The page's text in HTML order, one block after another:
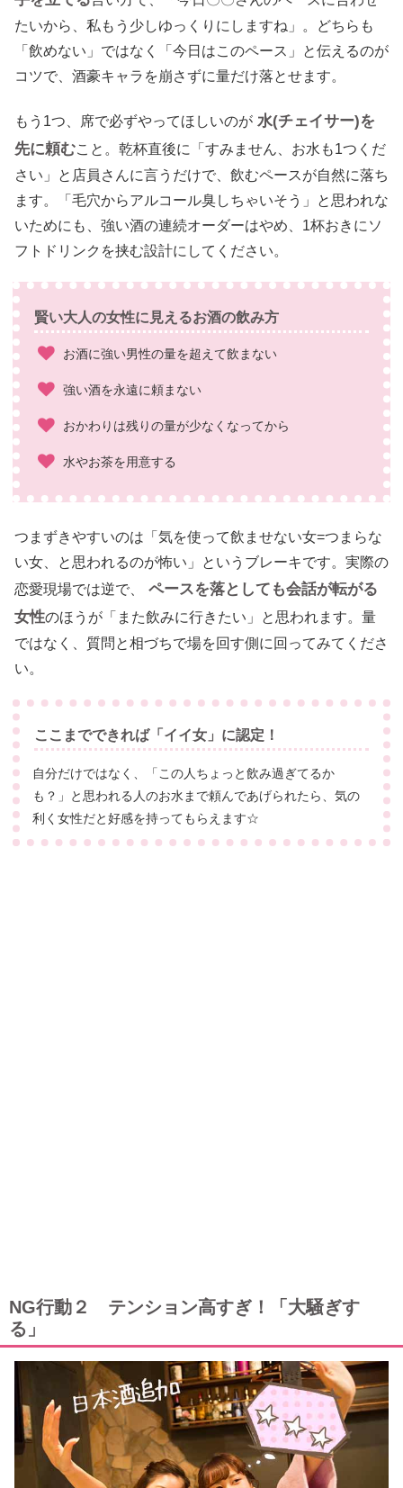
たいから、私もう少しゆっくりにしますね」。どちらも
「飲めない」ではなく「今日はこのペース」と伝えるのが
コツで、酒豪キャラを崩さずに量だけ落とせます。
もう1つ、席で必ずやってほしいのが 水(チェイサー)を
先に頼むこと。乾杯直後に「すみません、お水も1つくだ
さい」と店員さんに言うだけで、飲むペースが自然に落ち
ます。「毛穴からアルコール臭しちゃいそう」と思われな
いためにも、強い酒の連続オーダーはやめ、1杯おきにソ
フトドリンクを挟む設計にしてください。
賢い大人の女性に見えるお酒の飲み方
お酒に強い男性の量を超えて飲まない
強い酒を永遠に頼まない
おかわりは残りの量が少なくなってから
水やお茶を用意する
つまずきやすいのは「気を使って飲ませない女=つまらな
い女、と思われるのが怖い」というブレーキです。実際の
恋愛現場では逆で、
ペースを落としても会話が転がる
女性のほうが「また飲みに行きたい」と思われます。量
ではなく、質問と相づちで場を回す側に回ってみてくださ
い。
ここまでできれば「イイ女」に認定！
自分だけではなく、「この人ちょっと飲み過ぎてるか
も？」と思われる人のお水まで頼んであげられたら、気の
利く女性だと好感を持ってもらえます☆
NG行動２ テンション高すぎ！「大騒ぎす
る」